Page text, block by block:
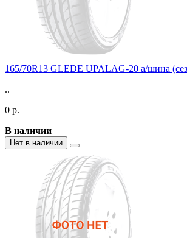
165/70R13 GLEDE UPALAG-20 а/шина
..
0 р.
В наличии
Нет в наличии